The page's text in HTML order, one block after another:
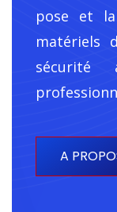
pose et
matériels
sécurité
A